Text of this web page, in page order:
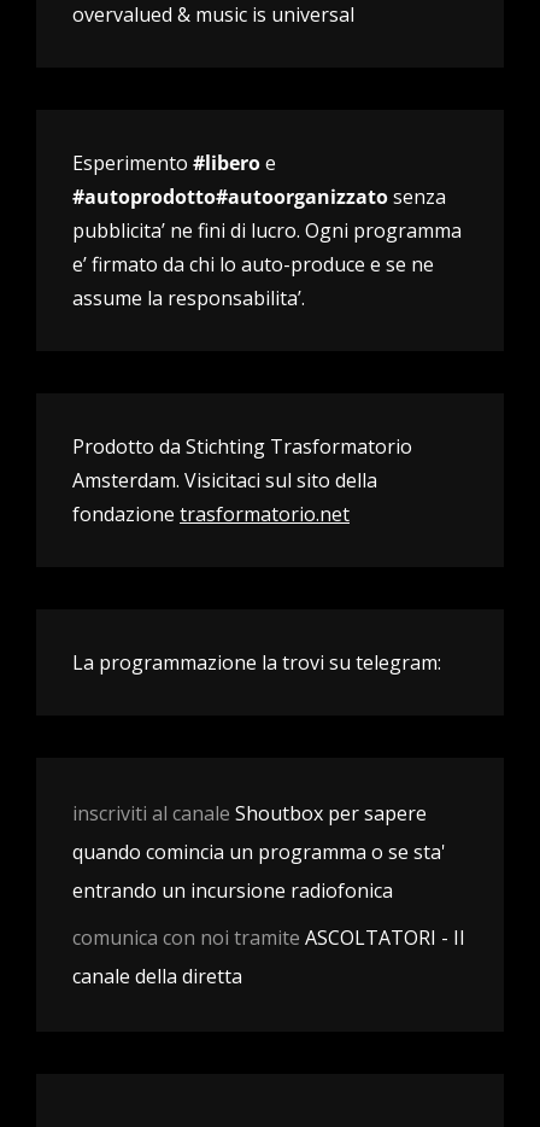
overvalued & music is universal
Esperimento #liberoe
#autoprodotto#autoorganizzatosenza
pubblicita’ ne fini di lucro. Ogni programma
e’ firmato da chi lo auto-produce e se ne
assume la responsabilita’.
Prodotto da Stichting Trasformatorio
Amsterdam. Visicitaci sul sito della
fondazione trasformatorio.net
La programmazione la trovi su telegram:
inscriviti al canale Shoutbox per sapere
quando comincia un programma o se sta'
entrando un incursione radiofonica
comunica con noi tramite ASCOLTATORI - Il
canale della diretta